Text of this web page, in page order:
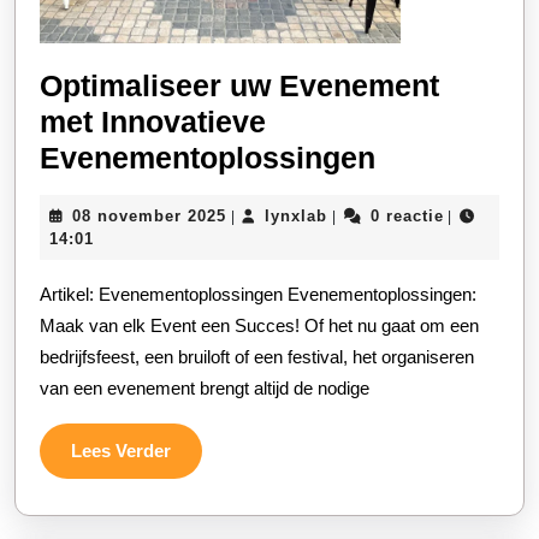
Optimaliseer uw Evenement
met Innovatieve
Evenementoplossingen
Evenement
Innovatieve
08 november 2025 08
lynxlab lynxlab0 reactie
14:01
Artikel: Evenementoplossingen Evenementoplossingen:
Maak van elk Event een Succes! Of het nu gaat om een
bedrijfsfeest, een bruiloft of een festival, het organiseren
van een evenement brengt altijd de nodige
Lees VerderLees
Verder